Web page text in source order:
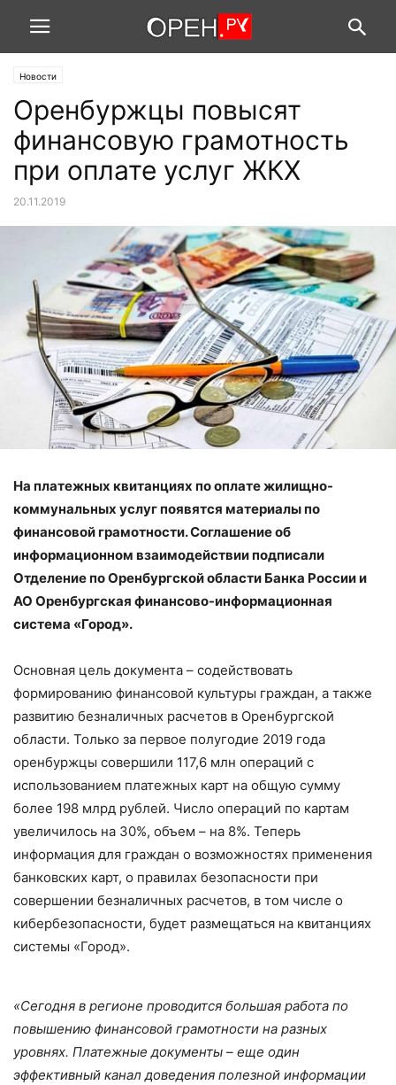
Новости
Оренбуржцы повысят
финансовую грамотность
при оплате услуг ЖКХ
20.11.2019
На платежных квитанциях по оплате жилищно-
коммунальных услуг появятся материалы по
финансовой грамотности. Соглашение об
информационном взаимодействии подписали
Отделение по Оренбургской области Банка России и
АО Оренбургская финансово-информационная
система «Город».
Основная цель документа – содействовать
формированию финансовой культуры граждан, а также
развитию безналичных расчетов в Оренбургской
области. Только за первое полугодие 2019 года
оренбуржцы совершили 117,6 млн операций с
использованием платежных карт на общую сумму
более 198 млрд рублей. Число операций по картам
увеличилось на 30%, объем – на 8%. Теперь
информация для граждан о возможностях применения
банковских карт, о правилах безопасности при
совершении безналичных расчетов, в том числе о
кибербезопасности, будет размещаться на квитанциях
системы «Город».
«Сегодня в регионе проводится большая работа по
повышению финансовой грамотности на разных
уровнях. Платежные документы – еще один
эффективный канал доведения полезной информации